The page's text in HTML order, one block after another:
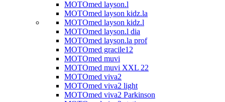
MOTOmed layson.l
MOTOmed layson kidz.la
MOTOmed layson kidz.l
MOTOmed layson.l dia
MOTOmed layson.la prof
MOTOmed gracile12
MOTOmed muvi
MOTOmed muvi XXL 22
MOTOmed viva2
MOTOmed viva2 light
MOTOmed viva2 Parkinson